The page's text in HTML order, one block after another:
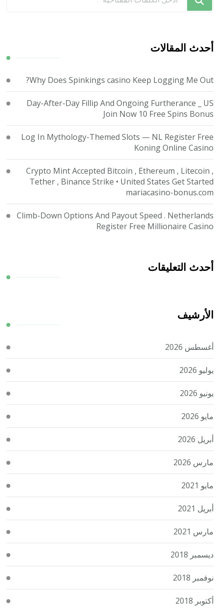
تبحث
ما؟
أحدث المقالات
Why Does Spinkings casino Keep Logging Me Out?
Day-After-Day Fillip And Ongoing Furtherance _ US
Join Now 10 Free Spins Bonus
Log In Mythology-Themed Slots — NL Register Free
Koning Online Casino
Crypto Mint Accepted Bitcoin , Ethereum , Litecoin ,
Tether , Binance Strike • United States Get Started
mariacasino-bonus.com
Climb-Down Options And Payout Speed . Netherlands
Register Free Millionaire Casino
أحدث التعليقات
الأرشيف
أغسطس 2026
يوليو 2026
يونيو 2026
مايو 2026
أبريل 2026
مارس 2026
مايو 2021
أبريل 2021
مارس 2021
ديسمبر 2018
نوفمبر 2018
أكتوبر 2018